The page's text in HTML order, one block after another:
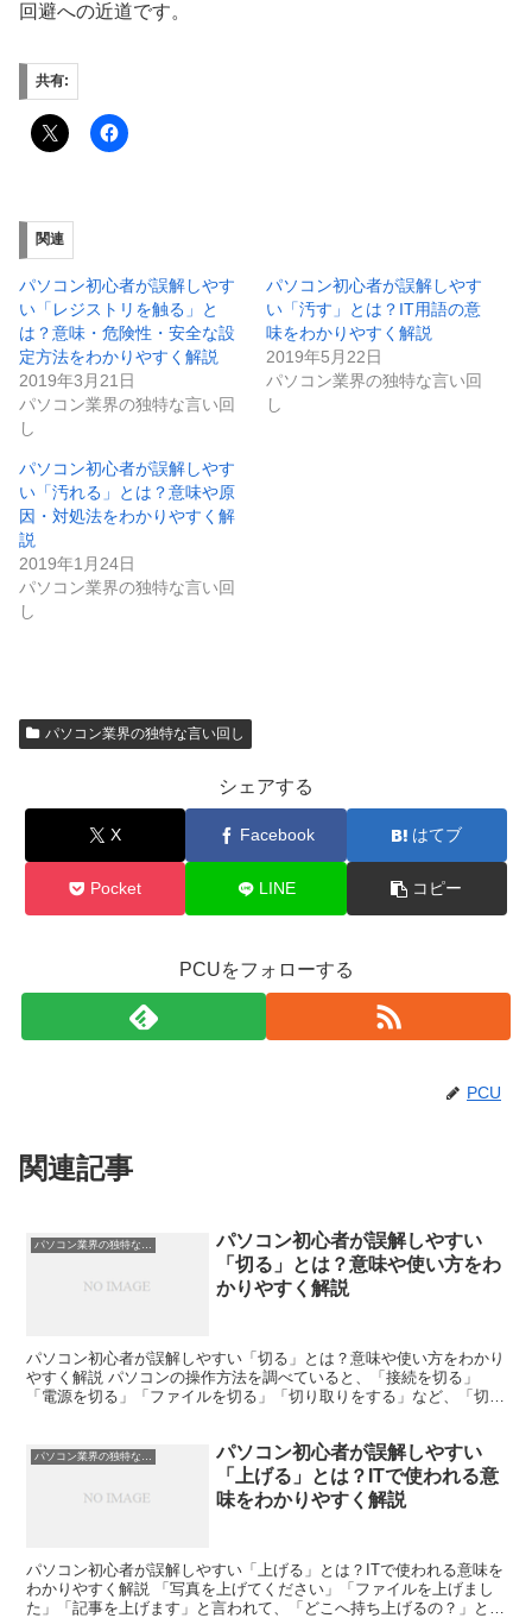
回避への近道です。
共有:
関連
パソコン初心者が誤解しやす
い「レジストリを触る」と
は？意味・危険性・安全な設
定方法をわかりやすく解説
2019年3月21日
パソコン業界の独特な言い回
し
パソコン初心者が誤解しやす
い「汚す」とは？IT用語の意
味をわかりやすく解説
2019年5月22日
パソコン業界の独特な言い回
し
パソコン初心者が誤解しやす
い「汚れる」とは？意味や原
因・対処法をわかりやすく解
説
2019年1月24日
パソコン業界の独特な言い回
し
パソコン業界の独特な言い回し
シェアする
X Facebook はてブ
Pocket LINE コピー
PCUをフォローする
PCU
関連記事
パソコン初心者が誤解しやすい
「切る」とは？意味や使い方をわ
かりやすく解説
パソコン初心者が誤解しやすい「切る」とは？意味や使い方をわかり
やすく解説 パソコンの操作方法を調べていると、「接続を切る」
「電源を切る」「ファイルを切る」「切り取りをする」など、「切
パソコン初心者が誤解しやすい
「上げる」とは？ITで使われる意
味をわかりやすく解説
パソコン初心者が誤解しやすい「上げる」とは？ITで使われる意味を
わかりやすく解説 「写真を上げてください」「ファイルを上げまし
た」「記事を上げます」と言われて、「どこへ持ち上げるの？」と疑